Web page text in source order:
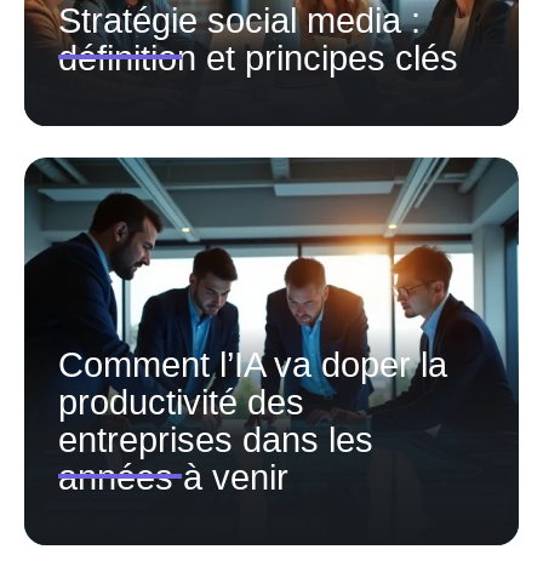
Stratégie social media :
définition et principes clés
Comment l’IA va doper la
productivité des
entreprises dans les
années à venir